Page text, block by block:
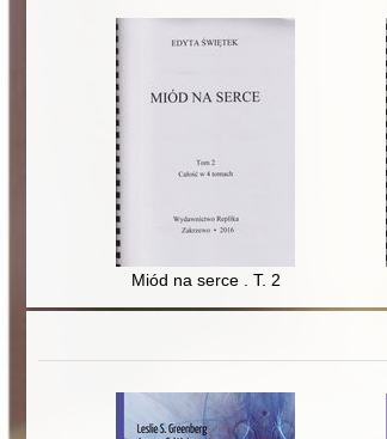
Miód na serce . T. 2